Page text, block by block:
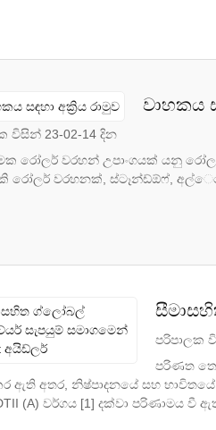
වාහකය
විසින් 23-02-14 දින
රෝලර් වරහන් උපාංගයක් යනු
රෝලර් වරහනක්, ස්ටෑන්ඩ්ඕෆ්,
පරිපාලක
පරිණත
ඇති අතර, නිෂ්පාදනයේ සහ
(A) වර්ගය [1] දක්වා පරිණාමය වී